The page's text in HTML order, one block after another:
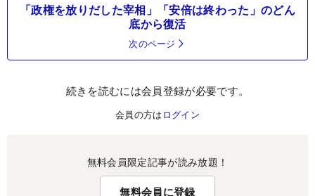
「政権を放りだした宰相」「安倍は終わった」のどん
底から復活
次のページ
続きを読むには会員登録が必要です。
会員の方は ログイン
無料会員限定記事が読み放題！
無料会員に登録